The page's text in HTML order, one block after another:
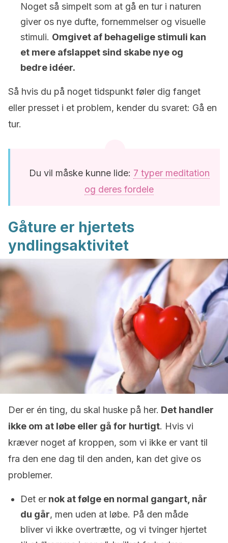
Noget så simpelt som at gå en tur i naturen
giver os nye dufte, fornemmelser og visuelle
stimuli. Omgivet af behagelige stimuli kan
et mere afslappet sind skabe nye og
bedre idéer.
Så hvis du på noget tidspunkt føler dig fanget
eller presset i et problem, kender du svaret: Gå en
tur.
Du vil måske kunne lide: 7 typer meditation
og deres fordele
Gåture er hjertets
yndlingsaktivitet
Der er én ting, du skal huske på her. Det handler
ikke om at løbe eller gå for hurtigt. Hvis vi
kræver noget af kroppen, som vi ikke er vant til
fra den ene dag til den anden, kan det give os
problemer.
Det er nok at følge en normal gangart, når
du går, men uden at løbe. På den måde
bliver vi ikke overtrætte, og vi tvinger hjertet